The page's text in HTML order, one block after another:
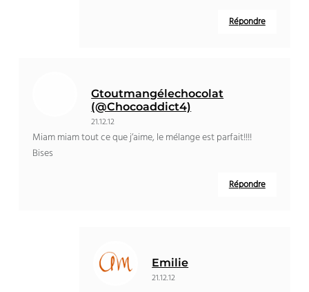
Répondre
Gtoutmangélechocolat
(@Chocoaddict4)
21.12.12
Miam miam tout ce que j’aime, le mélange est parfait!!!!
Bises
Répondre
Emilie
21.12.12